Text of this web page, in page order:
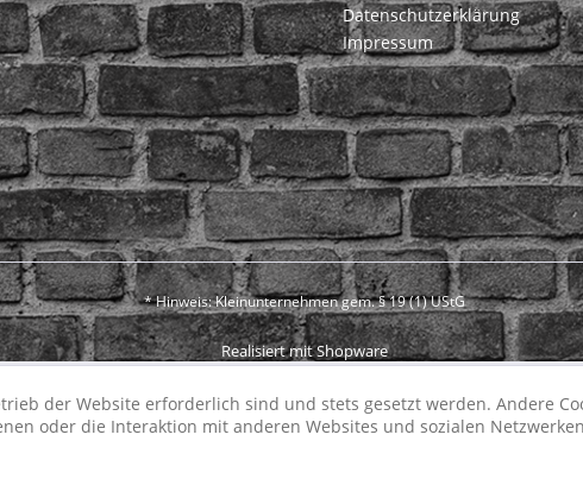
Datenschutzerklärung
Impressum
* Hinweis: Kleinunternehmen gem. § 19 (1) UStG
Realisiert mit Shopware
der Website erforderlich sind und stets gesetzt werden. Andere
oder die Interaktion mit anderen Websites und sozialen